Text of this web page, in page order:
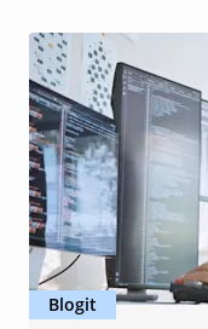
Blogit